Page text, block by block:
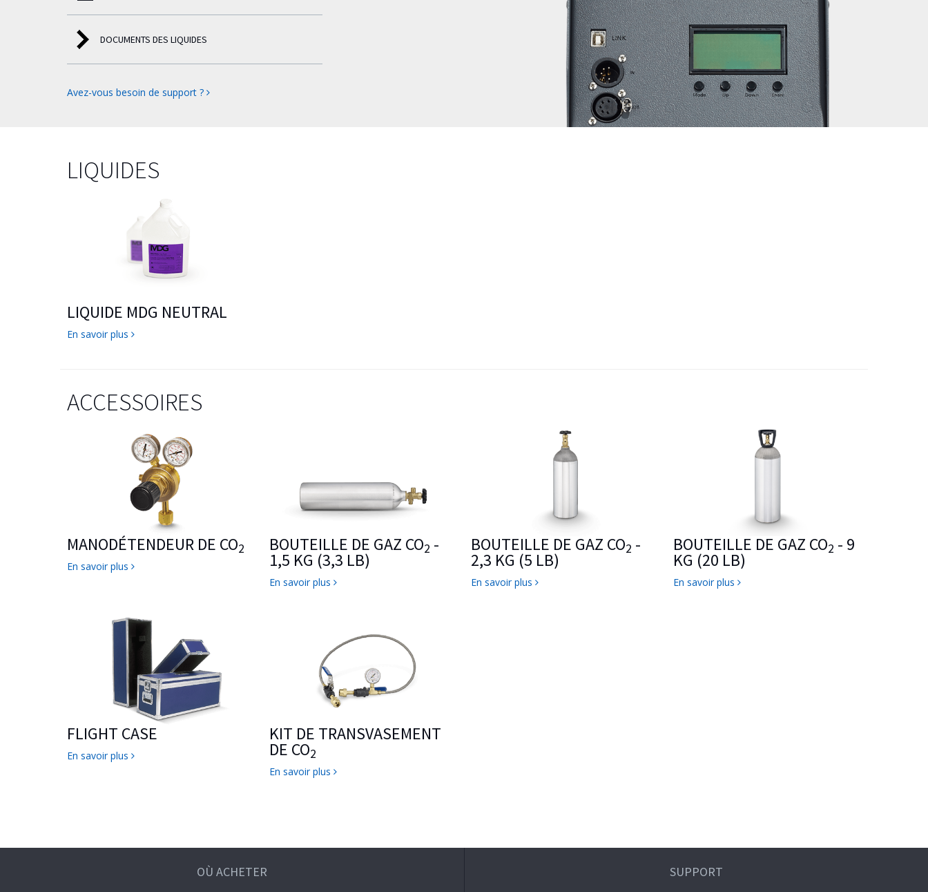
DOCUMENTS DES LIQUIDES
Avez-vous besoin de support ?
LIQUIDES
LIQUIDE MDG NEUTRAL
En savoir plus
ACCESSOIRES
MANODÉTENDEUR DE CO2
En savoir plus
BOUTEILLE DE GAZ CO2 -
1,5 KG (3,3 LB)
En savoir plus
BOUTEILLE DE GAZ CO2 -
2,3 KG (5 LB)
En savoir plus
BOUTEILLE DE GAZ CO2 - 9
KG (20 LB)
En savoir plus
FLIGHT CASE
En savoir plus
KIT DE TRANSVASEMENT
DE CO2
En savoir plus
OÙ ACHETER SUPPORT